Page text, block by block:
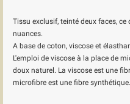
Tissu exclusif, teinté deux faces,
nuances.
A base de coton, viscose et
L'emploi de viscose à la place de
doux naturel. La viscose est une
microfibre est une fibre